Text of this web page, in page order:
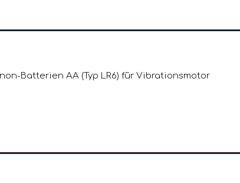
Batterien AA (Typ LR6) für Vibrationsmotor